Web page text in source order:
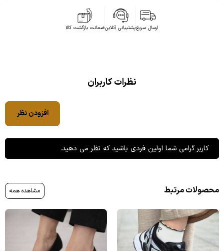
ارسال سریعپشتیبانی آنلاینضمانت بازگشت کالا
نظرات کاربران
افزودن نظر
کاربر گرامی شما اولین فردی باشید که نظر می دهید.
محصولات مرتبط مشاهده همه